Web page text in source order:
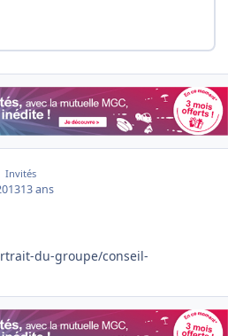
Invités
13 ans
du-groupe/conseil-